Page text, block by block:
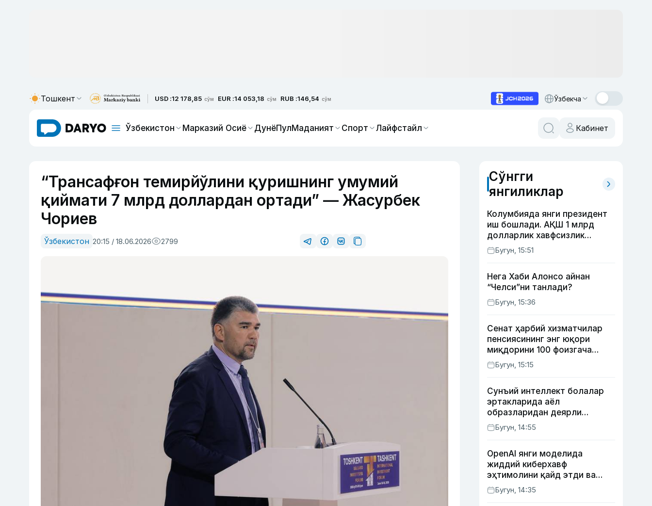
Тошкент USD :12 178,85 сўм EUR :14 053,18 сўм RUB :146,54 сўм Ўзбекча
Ўзбекистон Марказий Осиё ДунёПулМаданият Спорт Лайфстайл Кабинет
“Трансафғон темирйўлини қуришнинг умумий
қиймати 7 млрд доллардан ортади” — Жасурбек
Чориев
Ўзбекистон 20:15 / 18.06.2026 2799
Сўнгги
янгиликлар
Колумбияда янги президент
иш бошлади. АҚШ 1 млрд
долларлик хавфсизлик
ёрдами бермоқчи
Бугун, 15:51
Нега Хаби Алонсо айнан
“Челси”ни танлади?
Бугун, 15:36
Сенат ҳарбий хизматчилар
пенсиясининг энг юқори
миқдорини 100 фоизгача
оширишни назарда тутувчи
қонунни маъқуллади
Бугун, 15:15
Сунъий интеллект болалар
эртакларида аёл
образларидан деярли
фойдаланмаяпти
Бугун, 14:55
OpenAI янги моделида
жиддий киберхавф
эҳтимолини қайд этди ва
хавфсизлик чораларини
кучайтирди
Бугун, 14:35